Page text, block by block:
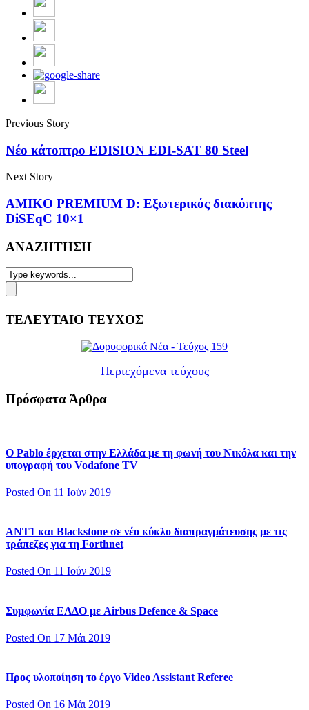
Previous Story
Νέο κάτοπτρο EDISION EDI-SAT 80 Steel
Next Story
AMIKO PREMIUM D: Εξωτερικός διακόπτης
DiSEqC 10×1
ΑΝΑΖΗΤΗΣΗ
ΤΕΛΕΥΤΑΙΟ ΤΕΥΧΟΣ
Περιεχόμενα τεύχους
Πρόσφατα Άρθρα
Ο Pablo έρχεται στην Ελλάδα με τη φωνή του Νικόλα και την
υπογραφή του Vodafone TV
Posted On 11 Ιούν 2019
ΑΝΤ1 και Blackstone σε νέο κύκλο διαπραγμάτευσης με τις
τράπεζες για τη Forthnet
Posted On 11 Ιούν 2019
Συμφωνία ΕΛΔΟ με Airbus Defence & Space
Posted On 17 Μάι 2019
Προς υλοποίηση το έργο Video Assistant Referee
Posted On 16 Μάι 2019